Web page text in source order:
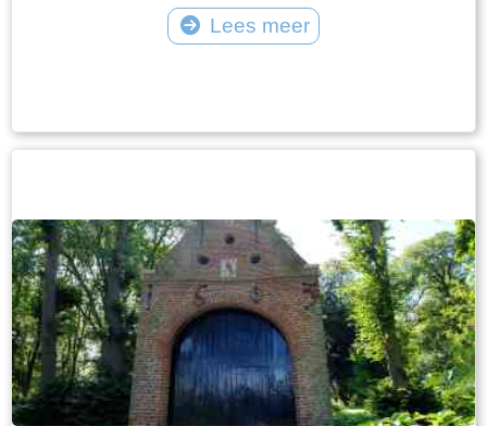
visrestaurants op steenworp afstand van elkaar.
Er schijnt het jaar rond voldoende klandizie te
linker restaurant dat sinds een paar jaar in de
“Laaksumer Bot” suggereert dat de vis terplekke
gevangen wordt. En niets is minder waar.
Tegenover de twee visrestaurants ligt in het
kleinste haventje van Europa eenzaam en
alleen de HL6. Navraag in het restaurant leert
dan dit de vissersboot van de gebroeders De
Vries is. Zij zijn de laatste overgebleven vissers
Lees meer